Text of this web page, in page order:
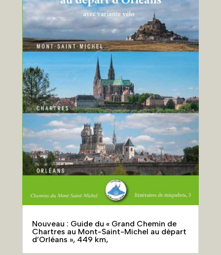
Nouveau : Guide du « Grand Chemin de
Chartres au Mont-Saint-Michel au départ
d’Orléans », 449 km,